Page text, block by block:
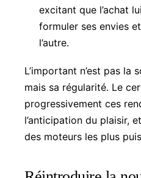
excitant que l’achat
formuler ses envies
l’autre.
L’important n’est pas la
mais sa régularité. Le
progressivement ces
l’anticipation du plaisir,
des moteurs les plus